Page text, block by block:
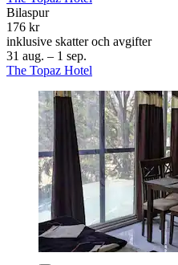
Bilaspur
176 kr
inklusive skatter och avgifter
31 aug. – 1 sep.
The Topaz Hotel